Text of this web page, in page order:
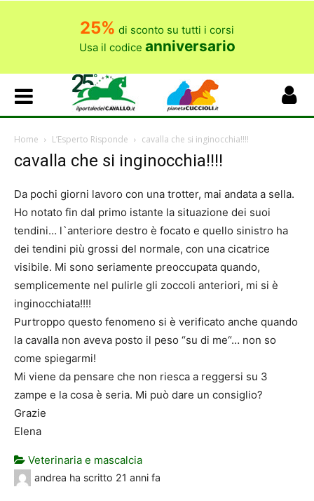
25% di sconto su tutti i corsi
Usa il codice anniversario
Home L’Esperto Risponde cavalla che si inginocchia!!!!
cavalla che si inginocchia!!!!
Da pochi giorni lavoro con una trotter, mai andata a sella.
Ho notato fin dal primo istante la situazione dei suoi
tendini… l`anteriore destro è focato e quello sinistro ha
dei tendini più grossi del normale, con una cicatrice
visibile. Mi sono seriamente preoccupata quando,
semplicemente nel pulirle gli zoccoli anteriori, mi si è
inginocchiata!!!!
Purtroppo questo fenomeno si è verificato anche quando
la cavalla non aveva posto il peso “su di me“… non so
come spiegarmi!
Mi viene da pensare che non riesca a reggersi su 3
zampe e la cosa è seria. Mi può dare un consiglio?
Grazie
Elena
Veterinaria e mascalcia
andrea ha scritto 21 anni fa